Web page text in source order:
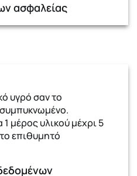
ασφαλείας
υγρό σαν το
μέρος υλικού μέχρι 5
επιθυμητό